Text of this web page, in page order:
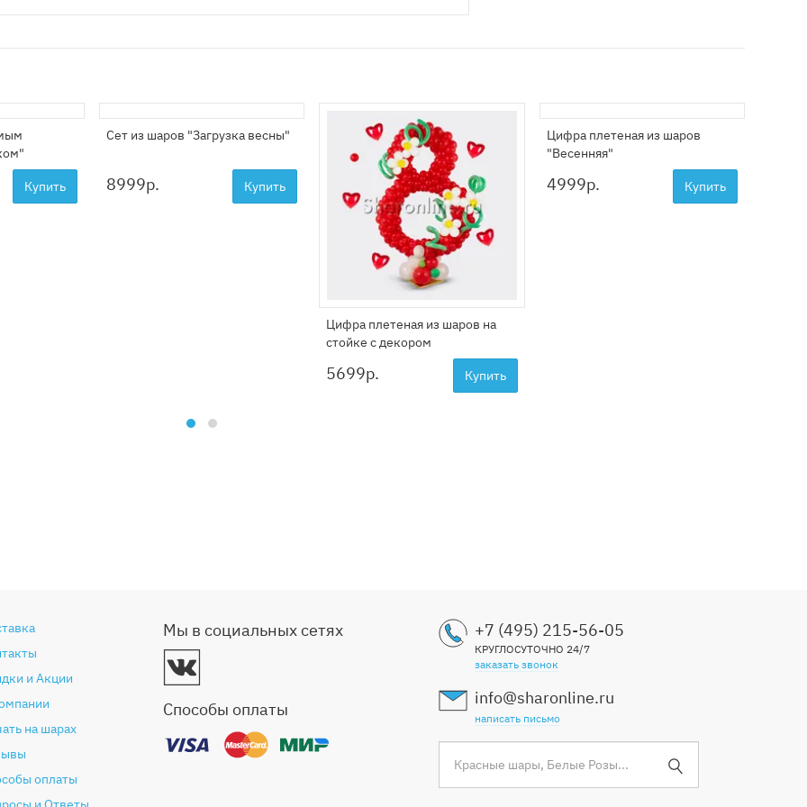
Купить
Сет из шаров "Загрузка весны"
8999р. Купить
Цифра плетеная из шаров на
стойке с декором
5699р. Купить
Цифра плетеная из шаров
"Весенняя"
4999р. Купить
и Акции
на шарах
оплаты
Мы в социальных сетях
Способы оплаты
+7 (495) 215-56-05
КРУГЛОСУТОЧНО 24/7
заказать звонок
info@sharonline.ru
написать письмо